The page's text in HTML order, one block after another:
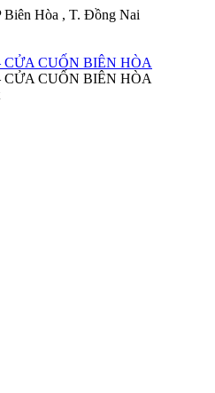
Biên Hòa , T. Đồng Nai